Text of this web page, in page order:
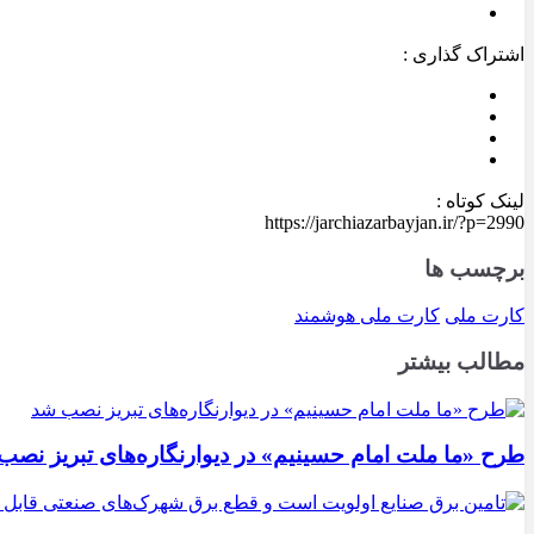
اشتراک گذاری :
لینک کوتاه :
https://jarchiazarbayjan.ir/?p=2990
برچسب ها
کارت ملی کارت ملی هوشمند
مطالب بیشتر
طرح «ما ملت امام حسینیم» در دیوارنگاره‌های تبریز